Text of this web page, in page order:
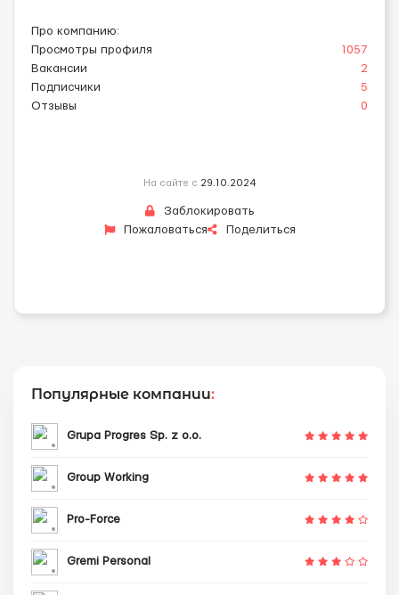
Про компанию:
Просмотры профиля
1057
Вакансии
2
Подписчики
5
Отзывы
0
На сайте с 29.10.2024
Заблокировать
Пожаловаться
Поделиться
Популярные компании:
Grupa Progres Sp. z o.o.
Group Working
Pro-Force
Gremi Personal